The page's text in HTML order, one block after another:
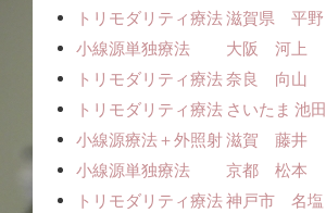
トリモダリティ療法 滋賀県 平野
小線源単独療法 大阪 河上
トリモダリティ療法 奈良 向山
トリモダリティ療法 さいたま 池田
小線源療法＋外照射 滋賀 藤井
小線源単独療法 京都 松本
トリモダリティ療法 神戸市 名塩